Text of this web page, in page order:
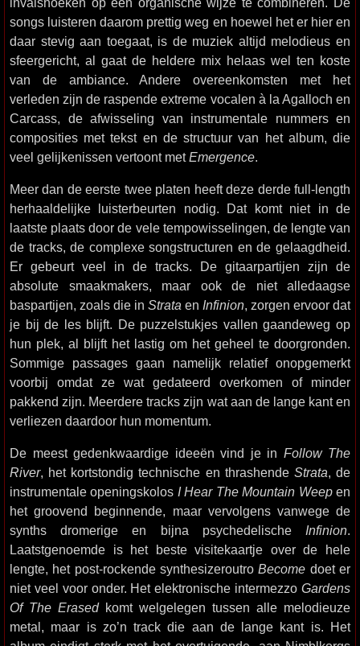
songs luisteren daarom prettig weg en hoewel het er hier en
daar stevig aan toegaat, is de muziek altijd melodieus en
sfeergericht, al gaat de heldere mix helaas wel ten koste
van de ambiance. Andere overeenkomsten met het
verleden zijn de raspende extreme vocalen à la Agalloch en
Carcass, de afwisseling van instrumentale nummers en
composities met tekst en de structuur van het album, die
veel gelijkenissen vertoont metEmergence.
Meer dan de eerste twee platen heeft deze derde full-length
herhaaldelijke luisterbeurten nodig. Dat komt niet in de
laatste plaats door de vele tempowisselingen, de lengte van
de tracks, de complexe songstructuren en de gelaagdheid.
Er gebeurt veel in de tracks. De gitaarpartijen zijn de
absolute smaakmakers, maar ook de niet alledaagse
baspartijen, zoals die in Strata en Infinion, zorgen ervoor dat
je bij de les blijft. De puzzelstukjes vallen gaandeweg op
hun plek, al blijft het lastig om het geheel te doorgronden.
Sommige passages gaan namelijk relatief onopgemerkt
voorbij omdat ze wat gedateerd overkomen of minder
pakkend zijn. Meerdere tracks zijn wat aan de lange kant en
verliezen daardoor hun momentum.
De meest gedenkwaardige ideeën vind je in Follow The
River, het kortstondig technische en thrashende Strata, de
instrumentale openingskolos I Hear The Mountain Weepen
het groovend beginnende, maar vervolgens vanwege de
synths dromerige en bijna psychedelische Infinion.
Laatstgenoemde is het beste visitekaartje over de hele
lengte, het post-rockende synthesizeroutroBecome doet er
niet veel voor onder. Het elektronische intermezzo Gardens
Of The Erasedkomt welgelegen tussen alle melodieuze
metal, maar is zo’n track die aan de lange kant is. Het